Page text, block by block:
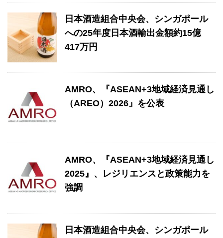
日本酒造組合中央会、シンガポール
への25年度日本酒輸出金額約15億
417万円
AMRO、『ASEAN+3地域経済見通し
（AREO）2026』を公表
AMRO、『ASEAN+3地域経済見通し
2025』、レジリエンスと政策能力を
強調
日本酒造組合中央会、シンガポール